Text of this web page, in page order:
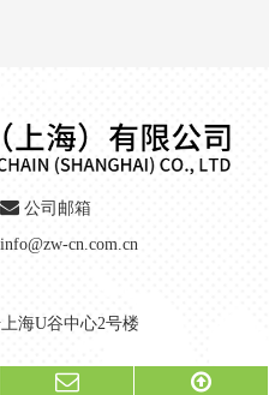
公司邮箱
info@zw-cn.com.cn
海U谷中心2号楼